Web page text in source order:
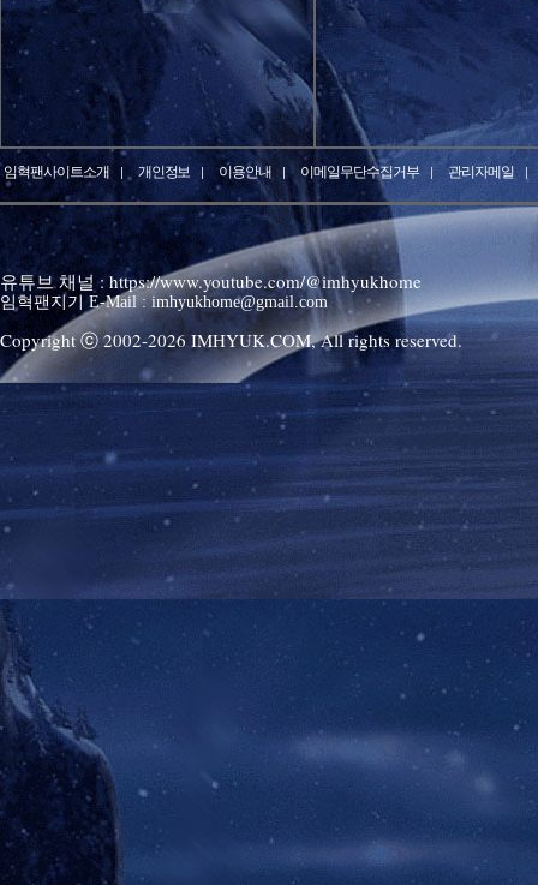
임혁팬사이트소개 개인정보 이용안내 이메일무단수집거부 관리자메일
유튜브 채널 : https://www.youtube.com/@imhyukhome
임혁팬지기 E-Mail : imhyukhome@gmail.com
Copyright ⓒ 2002-2026IMHYUK.COM,All rights reserved.